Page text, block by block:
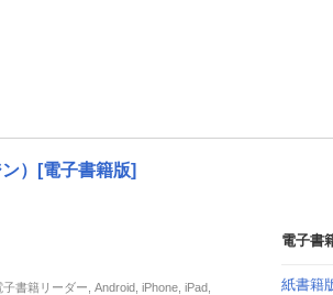
）[電子書籍版]
書籍リーダー, Android, iPhone, iPad,
電子書
紙書籍